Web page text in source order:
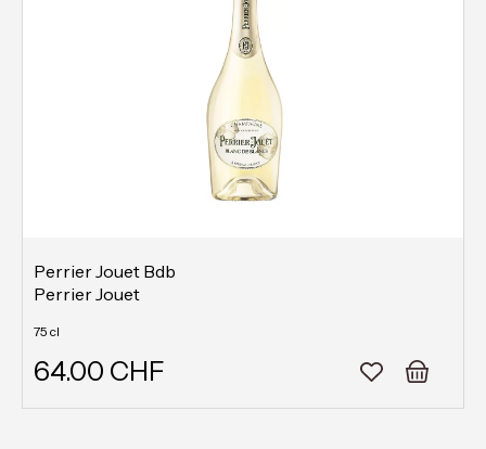
Perrier Jouet Bdb
Perrier Jouet
75 cl
64.00 CHF